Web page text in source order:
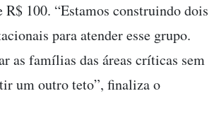
R$ 100. “Estamos construindo dois
para atender esse grupo.
as famílias das áreas críticas sem
um outro teto”, finaliza o